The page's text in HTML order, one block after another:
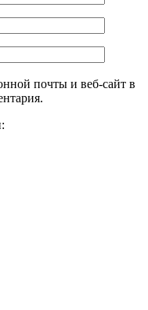
почты и веб-сайт в